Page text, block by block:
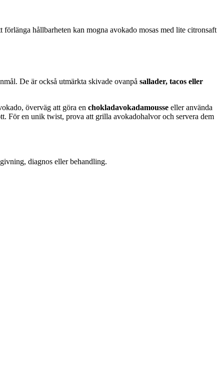
förlänga hållbarheten kan mogna avokado mosas med lite citronsaft
De är också utmärkta skivade ovanpå sallader, tacos eller
överväg att göra en chokladavokadamousse eller använda
För en unik twist, prova att grilla avokadohalvor och servera dem
diagnos eller behandling.